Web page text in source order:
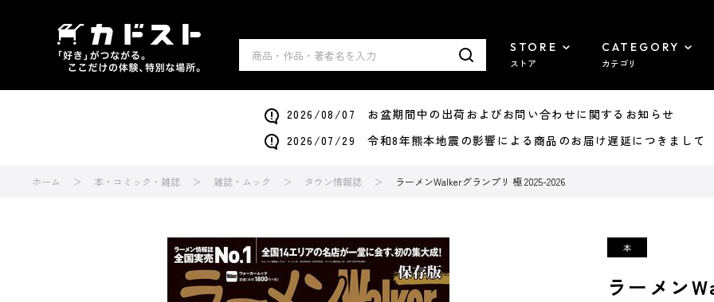
STORE
ストア
CATEGORY
カテゴリ
2026/08/07 お盆期間中の出荷およびお問い合わせに関するお知らせ
2026/07/29 令和8年熊本地震の影響による商品のお届け遅延につきまして
ホーム 本・コミック・雑誌 雑誌・ムック タウン情報誌 ラーメンWalkerグランプリ 極 2025-2026
ラーメン